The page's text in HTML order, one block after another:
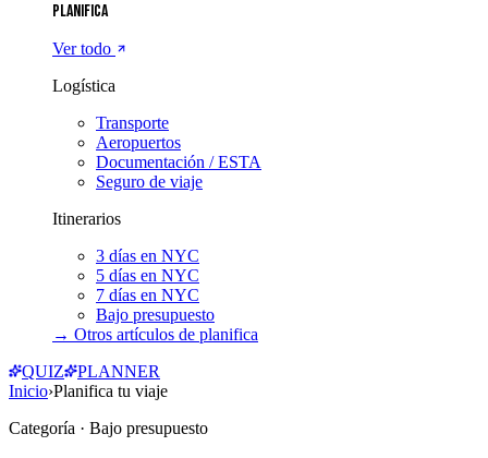
Planifica
Ver todo
Logística
Transporte
Aeropuertos
Documentación / ESTA
Seguro de viaje
Itinerarios
3 días en NYC
5 días en NYC
7 días en NYC
Bajo presupuesto
→ Otros artículos de planifica
QUIZ
PLANNER
Inicio›Planifica tu viaje
Categoría · Bajo presupuesto